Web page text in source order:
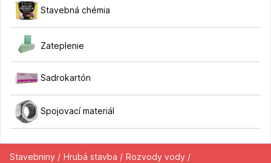
Stavebná chémia
Zateplenie
Sadrokartón
Spojovací materiál
Stavebniny / Hrubá stavba / Rozvody vody /